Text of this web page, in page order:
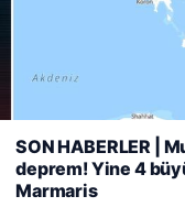
Prenses Night Club
deneyiminizi
kullanıyoruz.Çerez
SON HABERLER |
deprem! Yine 4
Marmaris